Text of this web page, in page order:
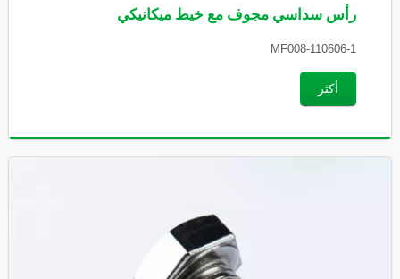
رأس سداسي مجوف مع خيط ميكانيكي
MF008-110606-1
أكثر